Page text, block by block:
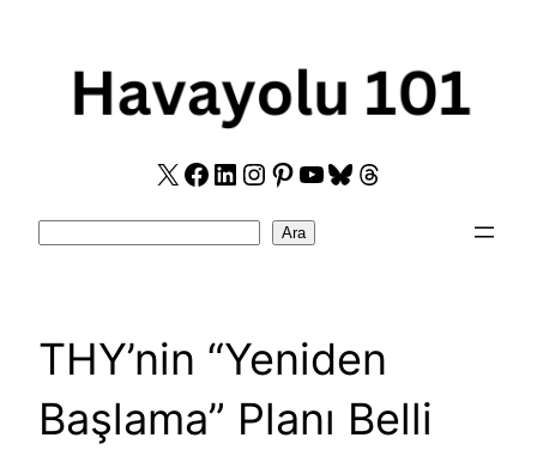
X Facebook
LinkedIn
Instagram
Pinterest
YouTube
Bluesky
Threads
Ara
THY’nin “Yeniden
Başlama” Planı Belli